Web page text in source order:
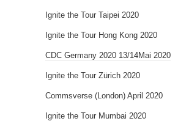
Ignite the Tour Taipei 2020
Ignite the Tour Hong Kong 2020
CDC Germany 2020 13/14Mai 2020
Ignite the Tour Zürich 2020
Commsverse (London) April 2020
Ignite the Tour Mumbai 2020